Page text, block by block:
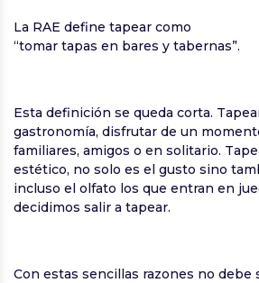
La RAE define tapear como
“tomar tapas en bares y tabernas”.
Esta definición se queda corta.
gastronomía, disfrutar de un
familiares, amigos o en solitario.
estético, no solo es el gusto sino
incluso el olfato los que entran en
decidimos salir a tapear.
Con estas sencillas razones no